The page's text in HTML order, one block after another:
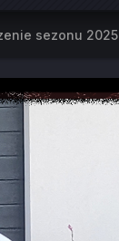
sezonu 2025